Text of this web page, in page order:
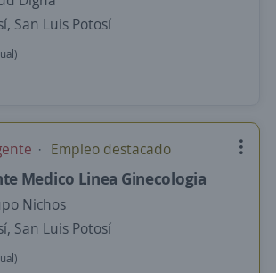
San Luis Potosí
Empleo destacado
Medico Linea Ginecologia
Nichos
San Luis Potosí